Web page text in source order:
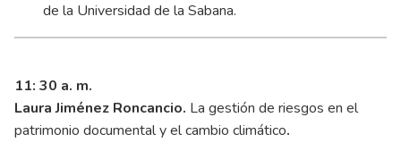
de la Universidad de la Sabana.
11: 30 a. m.
Laura Jiménez Roncancio. La gestión de riesgos en el
patrimonio documental y el cambio climático.